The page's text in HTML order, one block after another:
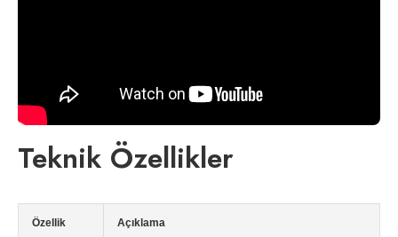
Teknik Özellikler
Özellik Açıklama